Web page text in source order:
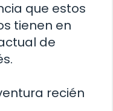
que estos
tienen en
de
recién